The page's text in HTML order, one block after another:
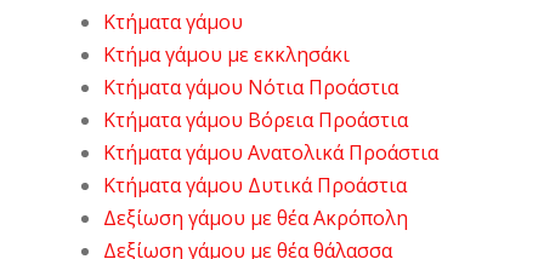
Κτήματα γάμου
Κτήμα γάμου με εκκλησάκι
Κτήματα γάμου Νότια Προάστια
Κτήματα γάμου Βόρεια Προάστια
Κτήματα γάμου Ανατολικά Προάστια
Κτήματα γάμου Δυτικά Προάστια
Δεξίωση γάμου με θέα Ακρόπολη
Δεξίωση γάμου με θέα θάλασσα